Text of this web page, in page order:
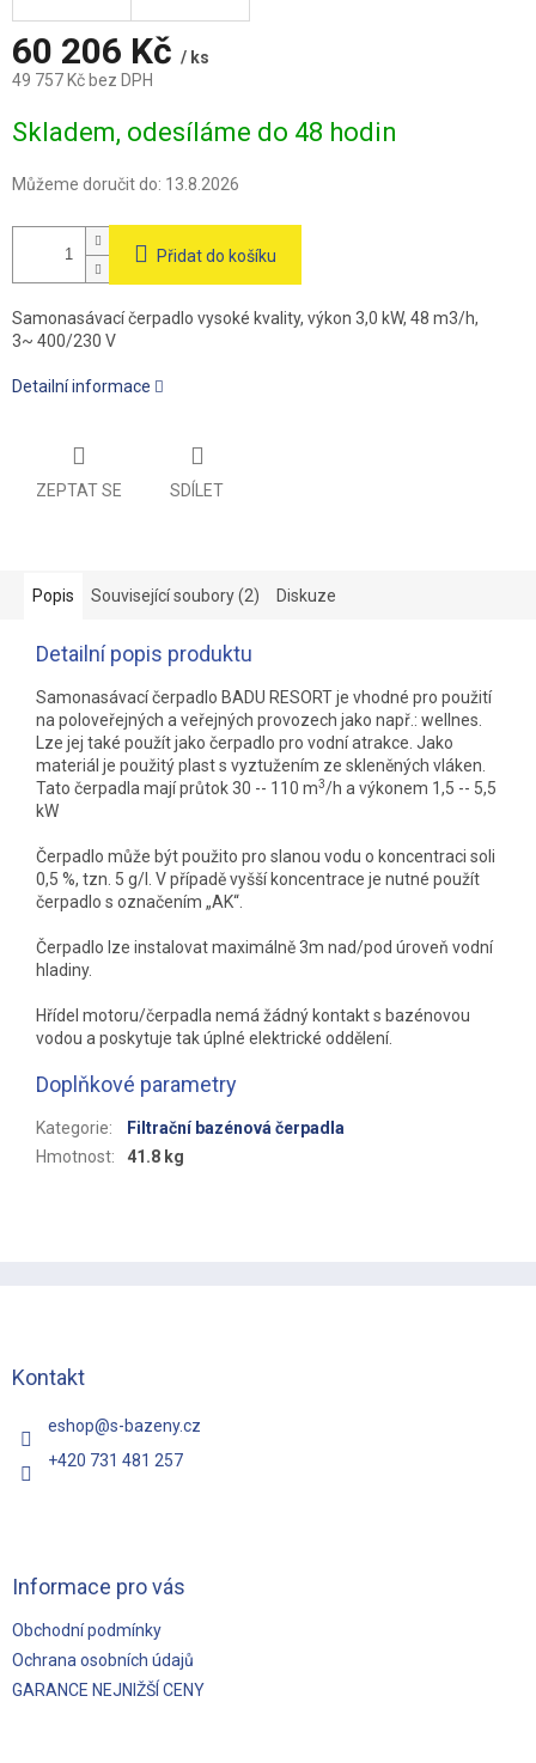
60 206 Kč / ks
49 757 Kč bez DPH
cena:
Skladem, odesíláme do 48 hodin
Můžeme doručit do: 13.8.2026
Přidat do košíku
Samonasávací čerpadlo vysoké kvality, výkon 3,0 kW, 48 m3/h,
3~ 400/230 V
Detailní informace
ZEPTAT SE SDÍLET
Popis Související soubory (2) Diskuze
Detailní popis produktu
Samonasávací čerpadlo BADU RESORT je vhodné pro použití
na poloveřejných a veřejných provozech jako např.: wellnes.
Lze jej také použít jako čerpadlo pro vodní atrakce. Jako
materiál je použitý plast s vyztužením ze skleněných vláken.
Tato čerpadla mají průtok 30 -- 110 m3/h a výkonem 1,5 -- 5,5
kW
Čerpadlo může být použito pro slanou vodu o koncentraci soli
0,5 %, tzn. 5 g/l. V případě vyšší koncentrace je nutné použít
čerpadlo s označením „AK“.
Čerpadlo lze instalovat maximálně 3m nad/pod úroveň vodní
hladiny.
Hřídel motoru/čerpadla nemá žádný kontakt s bazénovou
vodou a poskytuje tak úplné elektrické oddělení.
Doplňkové parametry
Kategorie:
Filtrační bazénová čerpadla
Hmotnost: 41.8 kg
Kontakt
eshop@s-bazeny.cz
+420 731 481 257
Informace pro vás
Obchodní podmínky
Ochrana osobních údajů
GARANCE NEJNIŽŠÍ CENY